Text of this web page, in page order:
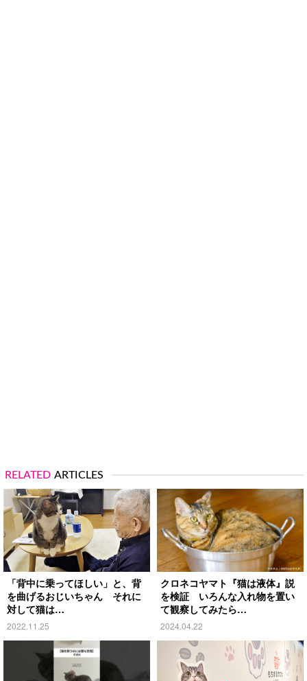
RELATED ARTICLES
「背中に乗ってほしい」と、背
を曲げるおじいちゃん それに
対して猫は…
2022.11.25
クロネコヤマト『猫は液体』説
を検証 いろんな入れ物を置い
て観察してみたら…
2024.04.22